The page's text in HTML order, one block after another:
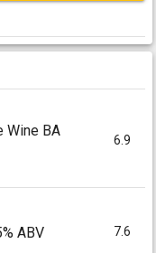
Wine BA
6.9
ABV 7.6